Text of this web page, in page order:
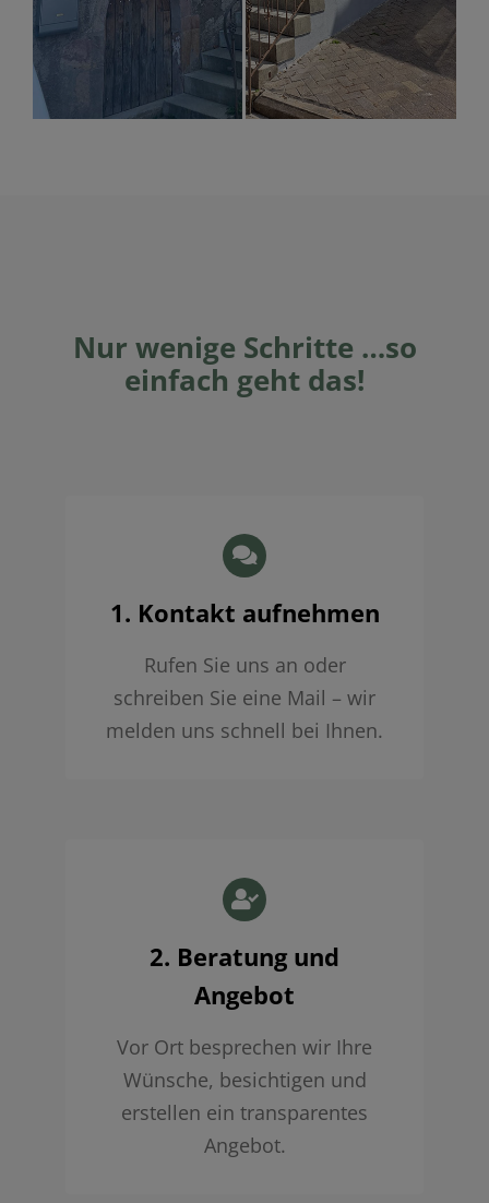
Nur wenige Schritte …so
einfach geht das!
1. Kontakt aufnehmen
Rufen Sie uns an oder
schreiben Sie eine Mail – wir
melden uns schnell bei Ihnen.
2. Beratung und
Angebot
Vor Ort besprechen wir Ihre
Wünsche, besichtigen und
erstellen ein transparentes
Angebot.